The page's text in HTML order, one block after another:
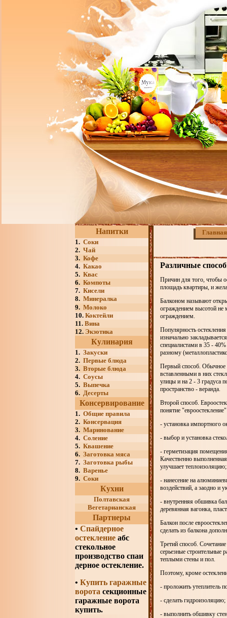
Напитки
1. Соки
2. Чай
3. Кофе
4. Какао
5. Квас
6. Компоты
7. Кисели
8. Минералка
9. Молоко
10. Коктейли
11. Вина
12. Экзотика
Кулинария
1. Закуски
2. Первые блюда
3. Вторые блюда
4. Соусы
5. Выпечка
6. Десерты
Консервирование
1. Общие правила
2. Консервация
3. Маринование
4. Соление
5. Квашение
6. Заготовка мяса
7. Заготовка рыбы
8. Варенье
9. Соки
Кухни
Полтавская
Вегетарианская
Партнеры
• Спайдерное
остекление абс
стекольное
производство спаи
дерное остекление.
• Купить гаражные
ворота секционные
гаражные ворота
купить.
Главная
Различные
Причин для того, чтобы
площадь квартиры, и
Балконом называют
ограждением высотой не
ограждением.
Популярность
изначально
специалистами в 35 -
разному
Первый способ. Обычное
вставленными в них
улицы и на 2 - 3 градуса
пространство - веранда.
Второй способ.
понятие
- установка импортного
- выбор и установка
- герметизация
Качественно
улучшает теплоизоляцию;
- нанесение на
воздействий, а заодно и
- внутренняя обшивка
деревянная вагонка,
Балкон после
сделать из балкона
Третий способ.
серьезные строительные
теплыми стены и пол.
Поэтому, кроме
- проложить утеплитель
- сделать гидроизоляцию;
- выполнить обшивку